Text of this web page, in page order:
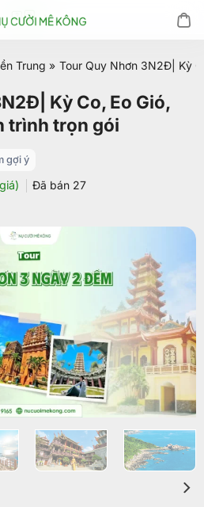
Trung » Tour Quy Nhơn 3N2Đ| Kỳ
Kỳ Co, Eo Gió,
trình trọn gói
gợi ý
Đã bán 27